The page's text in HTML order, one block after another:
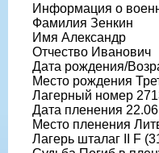
Информация о
Фамилия Зенкин
Имя Александр
Отчество Иванович
Дата рождения/
Место рождения
Лагерный номер
Дата пленения
Место пленения
Лагерь шталаг II F